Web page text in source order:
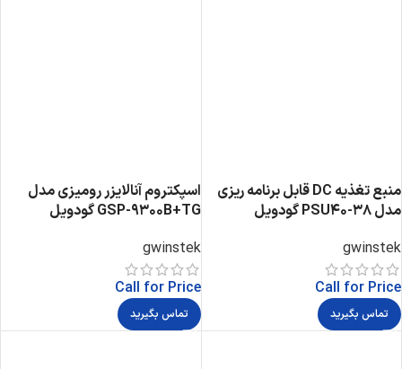
منبع تغذیه DC قابل برنامه ریزی
مدل PSU40-38 گودویل
gwinstek
Call for Price
تماس بگیرید
اسپکتروم آنالایزر رومیزی مدل
GSP-9300B+TG گودویل
gwinstek
Call for Price
تماس بگیرید